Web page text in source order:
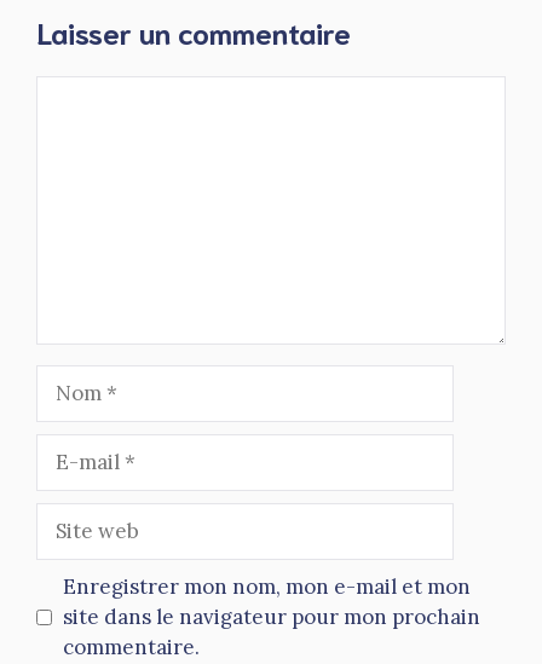
Laisser un commentaire
mail
web
Enregistrer mon nom, mon e-mail et mon
site dans le navigateur pour mon prochain
commentaire.